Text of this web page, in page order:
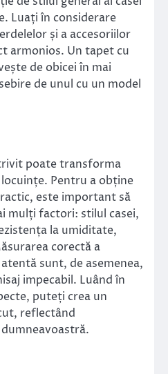
Luați în considerare
și a accesoriilor
armonios. Un tapet cu
de obicei în mai
de unul cu un model
poate transforma
Pentru a obține
este important să
mulți factori: stilul casei,
la umiditate,
corectă a
sunt, de asemenea,
impecabil. Luând în
puteți crea un
reflectând